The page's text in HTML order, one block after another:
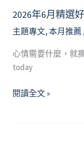
2026年6月精選
主題專文,本月推薦
心情需要什麼，就
today
2026
閱讀全文 »